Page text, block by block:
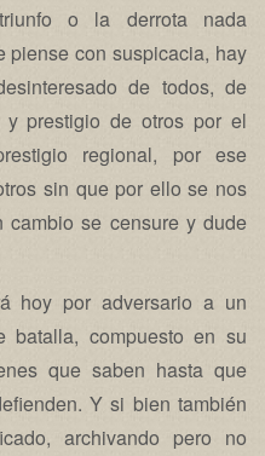
o la derrota nada
piense con suspicacia, hay
de todos, de
prestigio de otros por el
regional, por ese
sin que por ello se nos
cambio se censure y dude
hoy por adversario a un
batalla, compuesto en su
que saben hasta que
Y si bien también
archivando pero no